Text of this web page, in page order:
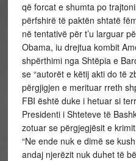
që forcat e shumta po
përfshirë të paktën shtatë
në tentativë për t’u larguar
Obama, iu drejtua kombit
shpërthimi nga Shtëpia e
se “autorët e këtij akti do të
përgjigjen e merituar rreth
FBI është duke i hetuar si
Presidenti i Shteteve të
zotuar se përgjegjësit e
“Ne ende nuk e dimë se
andaj njerëzit nuk duhet të